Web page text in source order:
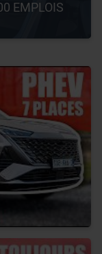
EMPLOIS